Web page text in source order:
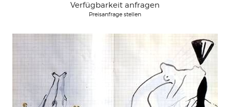
Verfügbarkeit anfragen
Preisanfrage stellen